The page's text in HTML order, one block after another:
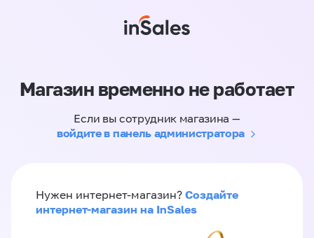
Магазин временно не работает
Если вы сотрудник магазина —
войдите в панель администратора
Нужен интернет-магазин? Создайте
интернет-магазин на InSales